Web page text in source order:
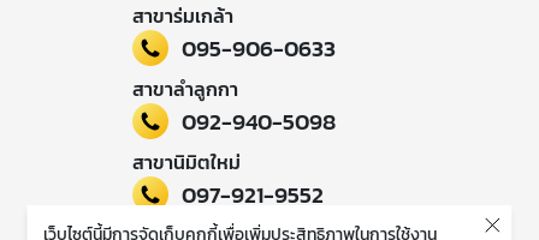
สาขาร่มเกล้า
095-906-0633
สาขาลำลูกกา
092-940-5098
สาขานิมิตใหม่
097-921-9552
เว็บไซต์นี้มีการจัดเก็บคุกกี้เพื่อเพิ่มประสิทธิภาพในการใช้งาน